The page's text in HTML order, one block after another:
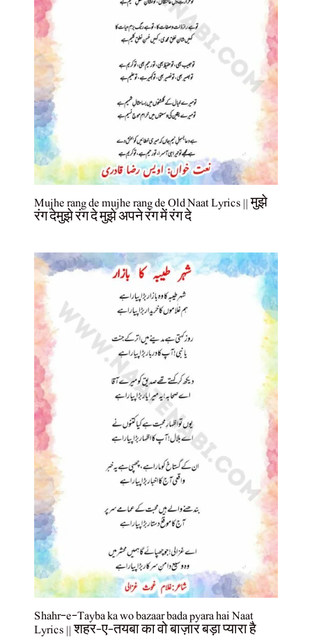
Mujhe rang de mujhe rang de Old Naat Lyrics || मुझे
रंग देमुझे रंग दे मुझे अपने रंग में रंग दे
Shahr-e-Tayba ka wo bazaar bada pyara hai Naat
Lyrics || शहर-ए-तयबा का वो बाज़ार बड़ा प्यारा है